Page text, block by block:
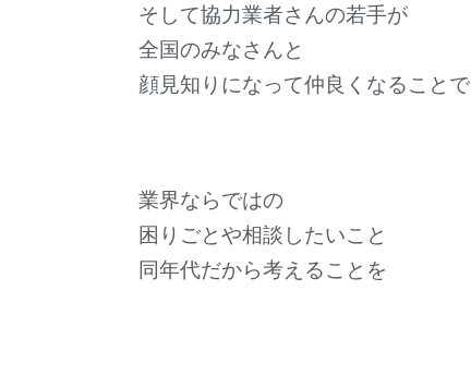
そして協力業者さんの若手が
全国のみなさんと
顔見知りになって仲良くなることで
業界ならではの
困りごとや相談したいこと
同年代だから考えることを